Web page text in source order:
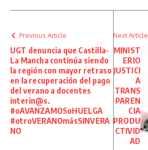
Previous Article
UGT denuncia que Castilla-
La Mancha continúa siendo
la región con mayor retraso
en la recuperación del pago
del verano a docentes
interin@s.
#oAVANZAMOSoHUELGA
#otroVERANOmásSINVERA
NO
Next Article
MINIST
ERIO
JUSTICI
A
TRANS
PAREN
CIA
PRODU
CTIVID
AD